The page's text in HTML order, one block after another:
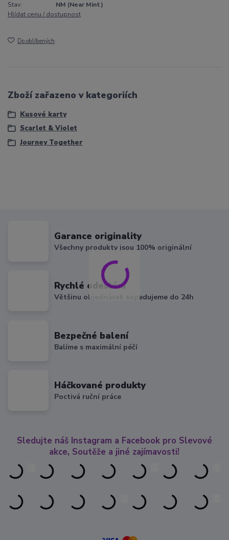
Stav:
NM (Near Mint)
Hlídat cenu / dostupnost
Do oblíbených
Zboží zařazeno v kategoriích
Kusové karty
Scarlet & Violet
Journey Together
Garance originality
Všechny produkty jsou 100% originální
Rychlé odeslání
Většinu objednávek expedujeme do 24h
Bezpečné balení
Balíme s maximální péčí
Háčkované produkty
Poctivá ruční práce
Sledujte náš Instagram a Facebook pro Slevové
akce, Soutěže a jiné zajímavosti!